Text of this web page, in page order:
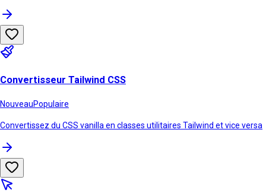
Convertisseur Tailwind CSS
NouveauPopulaire
Convertissez du CSS vanilla en classes utilitaires Tailwind et vice versa